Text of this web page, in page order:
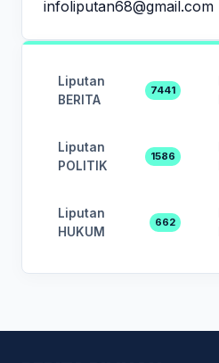
infoliputan68@gmail.com
Liputan
BERITA
7441
Liputan
POLITIK
1586
Liputan
HUKUM
662